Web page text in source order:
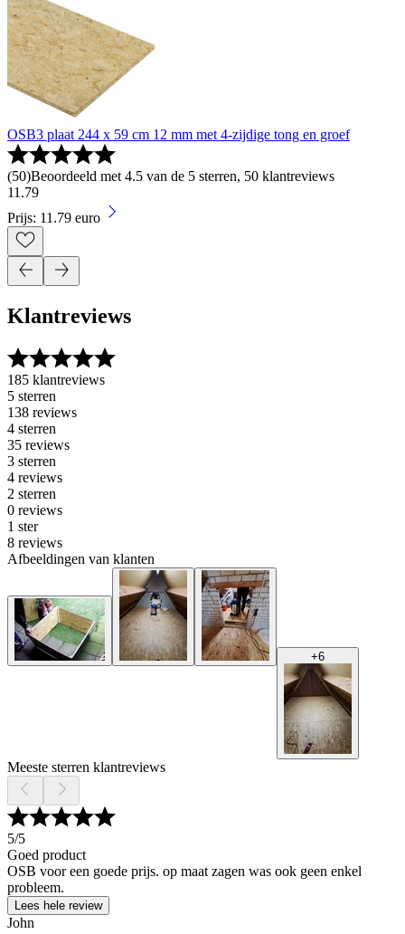
OSB3 plaat 244 x 59 cm 12 mm met 4-zijdige tong en groef
(50)Beoordeeld met 4.5 van de 5 sterren, 50 klantreviews
11 .79
Prijs: 11.79 euro
Klantreviews
185 klantreviews
5 sterren
138 reviews
4 sterren
35 reviews
3 sterren
4 reviews
2 sterren
0 reviews
1 ster
8 reviews
Afbeeldingen van klanten
+6
Meeste sterren klantreviews
5/5
Goed product
OSB voor een goede prijs. op maat zagen was ook geen enkel
probleem.
Lees hele review
John